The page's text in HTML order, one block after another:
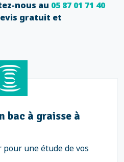
nous au 05 87 01 71 40
gratuit et
bac à graisse à
une étude de vos